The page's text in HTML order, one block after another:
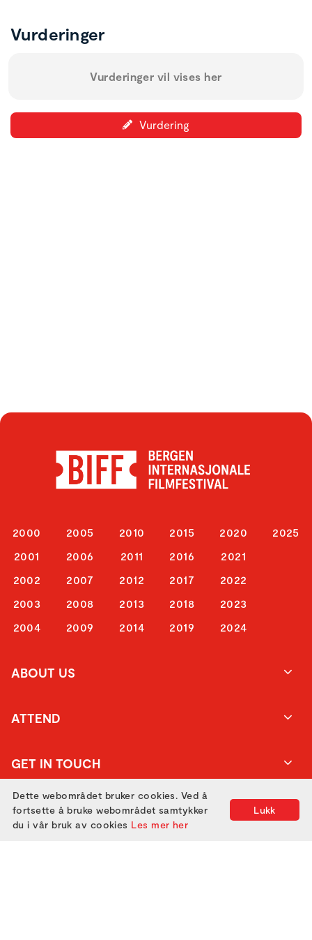
Vurderinger
Vurderinger vil vises her
Vurdering
2000
2001
2002
2003
2004
2005
2006
2007
2008
2009
2010
2011
2012
2013
2014
2015
2016
2017
2018
2019
2020
2021
2022
2023
2024
2025
ABOUT US
ATTEND
GET IN TOUCH
Lukk
Dette webområdet bruker cookies. Ved å
fortsette å bruke webområdet samtykker
du i vår bruk av cookies Les mer her